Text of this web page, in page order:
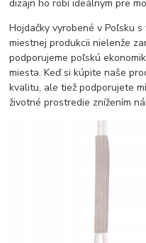
dizajn ho robí ideálnym pre
Hojdačky vyrobené v Poľsku
miestnej produkcii nielenže
podporujeme poľskú
miesta. Keď si kúpite naše
kvalitu, ale tiež podporujete
životné prostredie znížením